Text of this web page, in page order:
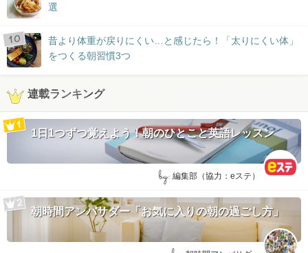
選
昔より体重が戻りにくい…と感じたら！「太りにくい体」
をつくる朝習慣3つ
連載ランキング
1日1つずつ覚えよう！朝のひとこと英語レッスン
by: 編集部（協力：eステ）
朝時間アンバサダー「お気に入りの朝の過ごし方」